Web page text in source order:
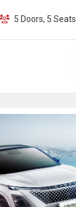
5 Doors, 5 Seats